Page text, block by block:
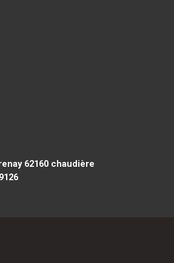
62160 chaudière